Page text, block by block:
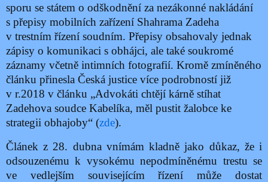
sporu se státem o odškodnění za nezákonné nakládání
s přepisy mobilních zařízení Shahrama Zadeha
v trestním řízení soudním. Přepisy obsahovaly jednak
zápisy o komunikaci s obhájci, ale také soukromé
záznamy včetně intimních fotografií. Kromě zmíněného
článku přinesla Česká justice více podrobností již
v r.2018 v článku „Advokáti chtějí kárně stíhat
Zadehova soudce Kabelíka, měl pustit žalobce ke
strategii obhajoby“ (zde).
Článek z 28. dubna vnímám kladně jako důkaz, že i
odsouzenému k vysokému nepodmíněnému trestu se
ve vedlejším souvisejícím řízení může dostat